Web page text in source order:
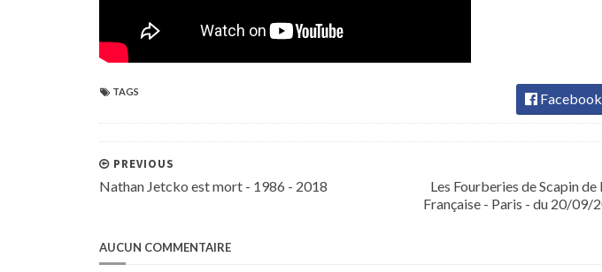
TAGS Facebook
Les Fourberies de Scapin
Française - Paris - du 20/09/
PREVIOUS
Nathan Jetcko est mort - 1986 - 2018
AUCUN COMMENTAIRE